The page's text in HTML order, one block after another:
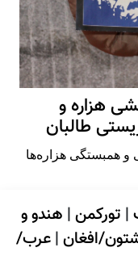
هزاره و
طالبان
و همبستگی هزاره‌ها
| تورکمن| هندو و
افغان|عرب/